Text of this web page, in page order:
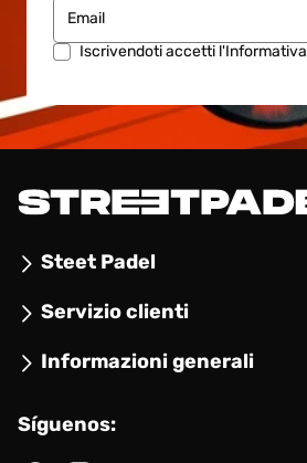
Email
Iscrivendoti accetti l'Informativa
Steet Padel
Servizio clienti
Informazioni generali
Síguenos: